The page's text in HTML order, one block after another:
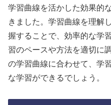
学習曲線を活かした効果的
きました。学習曲線を理解
握することで、効率的な学
習のペースや方法を適切に
の学習曲線に合わせて、学
な学習ができるでしょう。